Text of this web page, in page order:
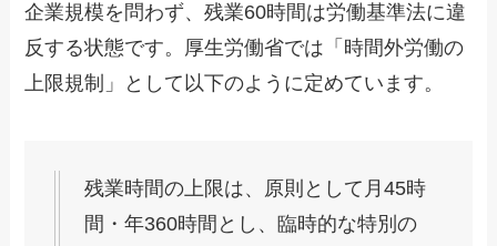
企業規模を問わず、残業60時間は労働基準法に違
反する状態です。厚生労働省では「時間外労働の
上限規制」として以下のように定めています。
残業時間の上限は、原則として月45時
間・年360時間とし、臨時的な特別の